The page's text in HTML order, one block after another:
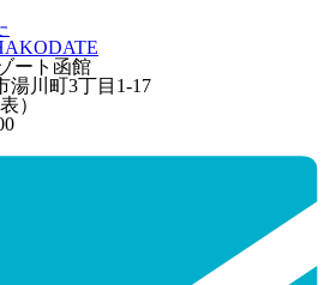
湯川町3丁目1-17
）